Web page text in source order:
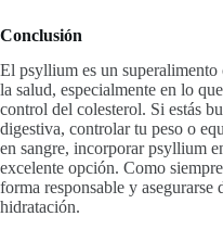
Conclusión
El psyllium es un
la salud, especialmente en lo
control del colesterol. Si estás
digestiva, controlar tu peso o
en sangre, incorporar psyllium
excelente opción. Como
forma responsable y asegurarse
hidratación.